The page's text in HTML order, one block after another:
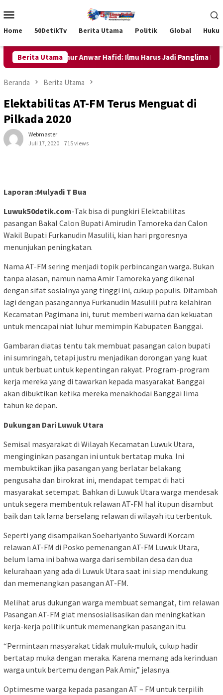
ke
Mobile
Home 50DetikTv Berita Utama Politik Global
Berita Utama
Gubernur Anwar Hafid: Ilmu Harus Jadi Panglima
Beranda Berita Utama
Elektabilitas AT-FM Terus Menguat di
Pilkada 2020
Webmaster
Juli 17, 2020
715 views
Laporan :Mulyadi T Bua
Luwuk50detik.com-Tak bisa di pungkiri Elektabilitas
pasangan Bakal Calon Bupati Amirudin Tamoreka dan Calon
Wakil Bupati Furkanudin Masulili, kian hari prgoresnya
menunjukan peningkatan.
Nama AT-FM sering menjadi topik perbincangan warga. Bukan
tanpa alasan, namun nama Amir Tamoreka yang dikenal
dengan sifat sosialnya yang tinggi ini, cukup populis. Ditambah
lagi dengan pasangannya Furkanudin Masulili putra kelahiran
Kecamatan Pagimana ini, turut memberi warna dan kekuatan
untuk mencapai niat luhur memimpin Kabupaten Banggai.
Gambaran diatas tentu tak membuat pasangan calon bupati
ini sumringah, tetapi justru menjadikan dorongan yang kuat
untuk berbuat untuk kepentingan rakyat. Program-program
kerja mereka yang di tawarkan kepada masyarakat Banggai
akan dibuktikan ketika mereka menakhodai Banggai lima
tahun ke depan.
Dukungan Dari Luwuk Utara
Semisal masyarakat di Wilayah Kecamatan Luwuk Utara,
menginginkan pasangan ini untuk bertatap muka. Ini
membuktikan jika pasangan yang berlatar belakang
pengusaha dan birokrat ini, mendapat tempat di hati
masyarakat setempat. Bahkan di Luwuk Utara warga mendesak
untuk segera membentuk relawan AT-FM hal itupun disambut
baik dan tak lama berselang relawan di wilayah itu terbentuk.
Seperti yang disampaikan Soehariyanto Suwardi Korcam
relawan AT-FM di Posko pemenangan AT-FM Luwuk Utara,
belum lama ini bahwa warga dari sembilan desa dan dua
kelurahaan yang ada di Luwuk Utara saat ini siap mendukung
dan memenangkan pasangan AT-FM.
Melihat arus dukungan warga membuat semangat, tim relawan
Pasangan AT-FM giat mensosialisasikan dan meningkatkan
kerja-kerja politik untuk memenangkan pasangan itu.
“Permintaan masyarakat tidak muluk-muluk, cukup hadir
bertatap muka dengan meraka. Karena memang ada kerinduan
warga untuk bertemu dengan Pak Amir,” jelasnya.
Optimesme warga kepada pasangan AT – FM untuk terpilih